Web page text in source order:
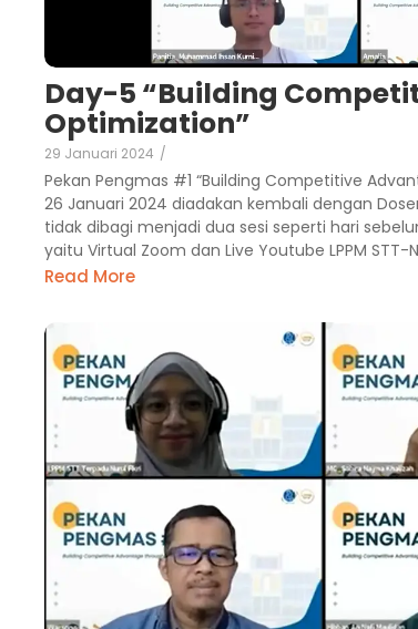
Day-5 “Building
Optimization”
29 Januari 2024 /
Pekan Pengmas #1 “Building Competitive
26 Januari 2024 diadakan kembali dengan
tidak dibagi menjadi dua sesi seperti hari
yaitu Virtual Zoom dan Live Youtube LPPM STT-
Read More